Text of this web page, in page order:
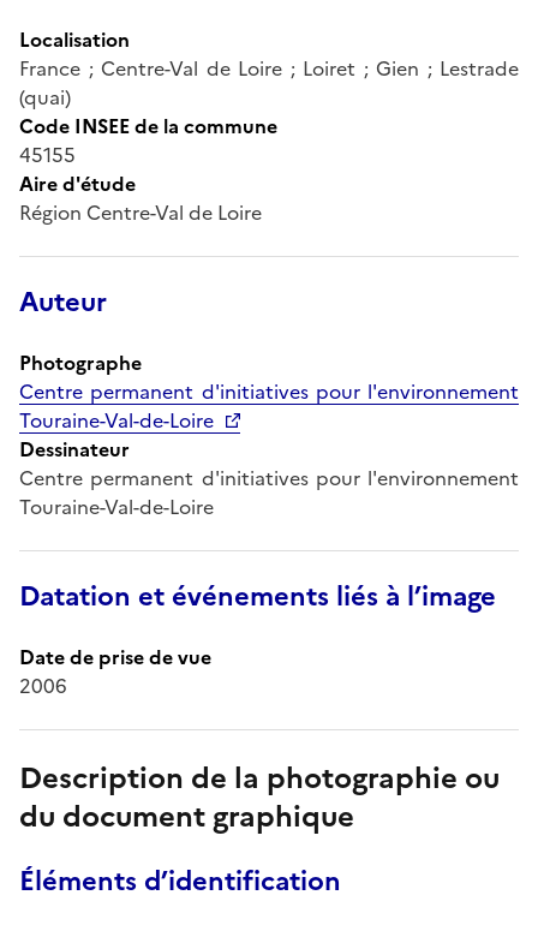
Localisation
France ; Centre-Val de Loire ; Loiret ; Gien ; Lestrade
(quai)
Code INSEE de la commune
45155
Aire d'étude
Région Centre-Val de Loire
Auteur
Photographe
Centre permanent d'initiatives pour l'environnement
Touraine-Val-de-Loire
Dessinateur
Centre permanent d'initiatives pour l'environnement
Touraine-Val-de-Loire
Datation et événements liés à l’image
Date de prise de vue
2006
Description de la photographie ou
du document graphique
Éléments d’identification